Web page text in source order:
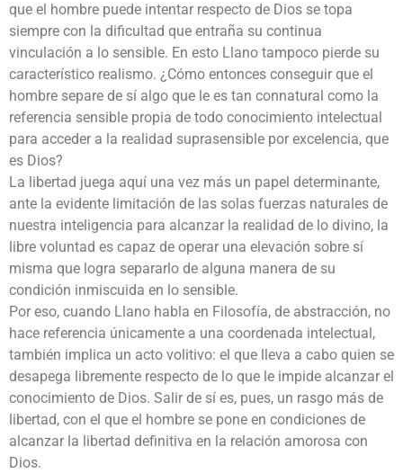
que el hombre puede intentar respecto de Dios se topa
siempre con la dificultad que entraña su continua
vinculación a lo sensible. En esto Llano tampoco pierde su
característico realismo. ¿Cómo entonces conseguir que el
hombre separe de sí algo que le es tan connatural como la
referencia sensible propia de todo conocimiento intelectual
para acceder a la realidad suprasensible por excelencia, que
es Dios?
La libertad juega aquí una vez más un papel determinante,
ante la evidente limitación de las solas fuerzas naturales de
nuestra inteligencia para alcanzar la realidad de lo divino, la
libre voluntad es capaz de operar una elevación sobre sí
misma que logra separarlo de alguna manera de su
condición inmiscuida en lo sensible.
Por eso, cuando Llano habla en Filosofía, de abstracción, no
hace referencia únicamente a una coordenada intelectual,
también implica un acto volitivo: el que lleva a cabo quien se
desapega libremente respecto de lo que le impide alcanzar el
conocimiento de Dios. Salir de sí es, pues, un rasgo más de
libertad, con el que el hombre se pone en condiciones de
alcanzar la libertad definitiva en la relación amorosa con
Dios.